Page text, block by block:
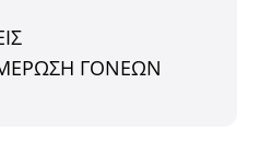
ΓΟΝΕΩΝ